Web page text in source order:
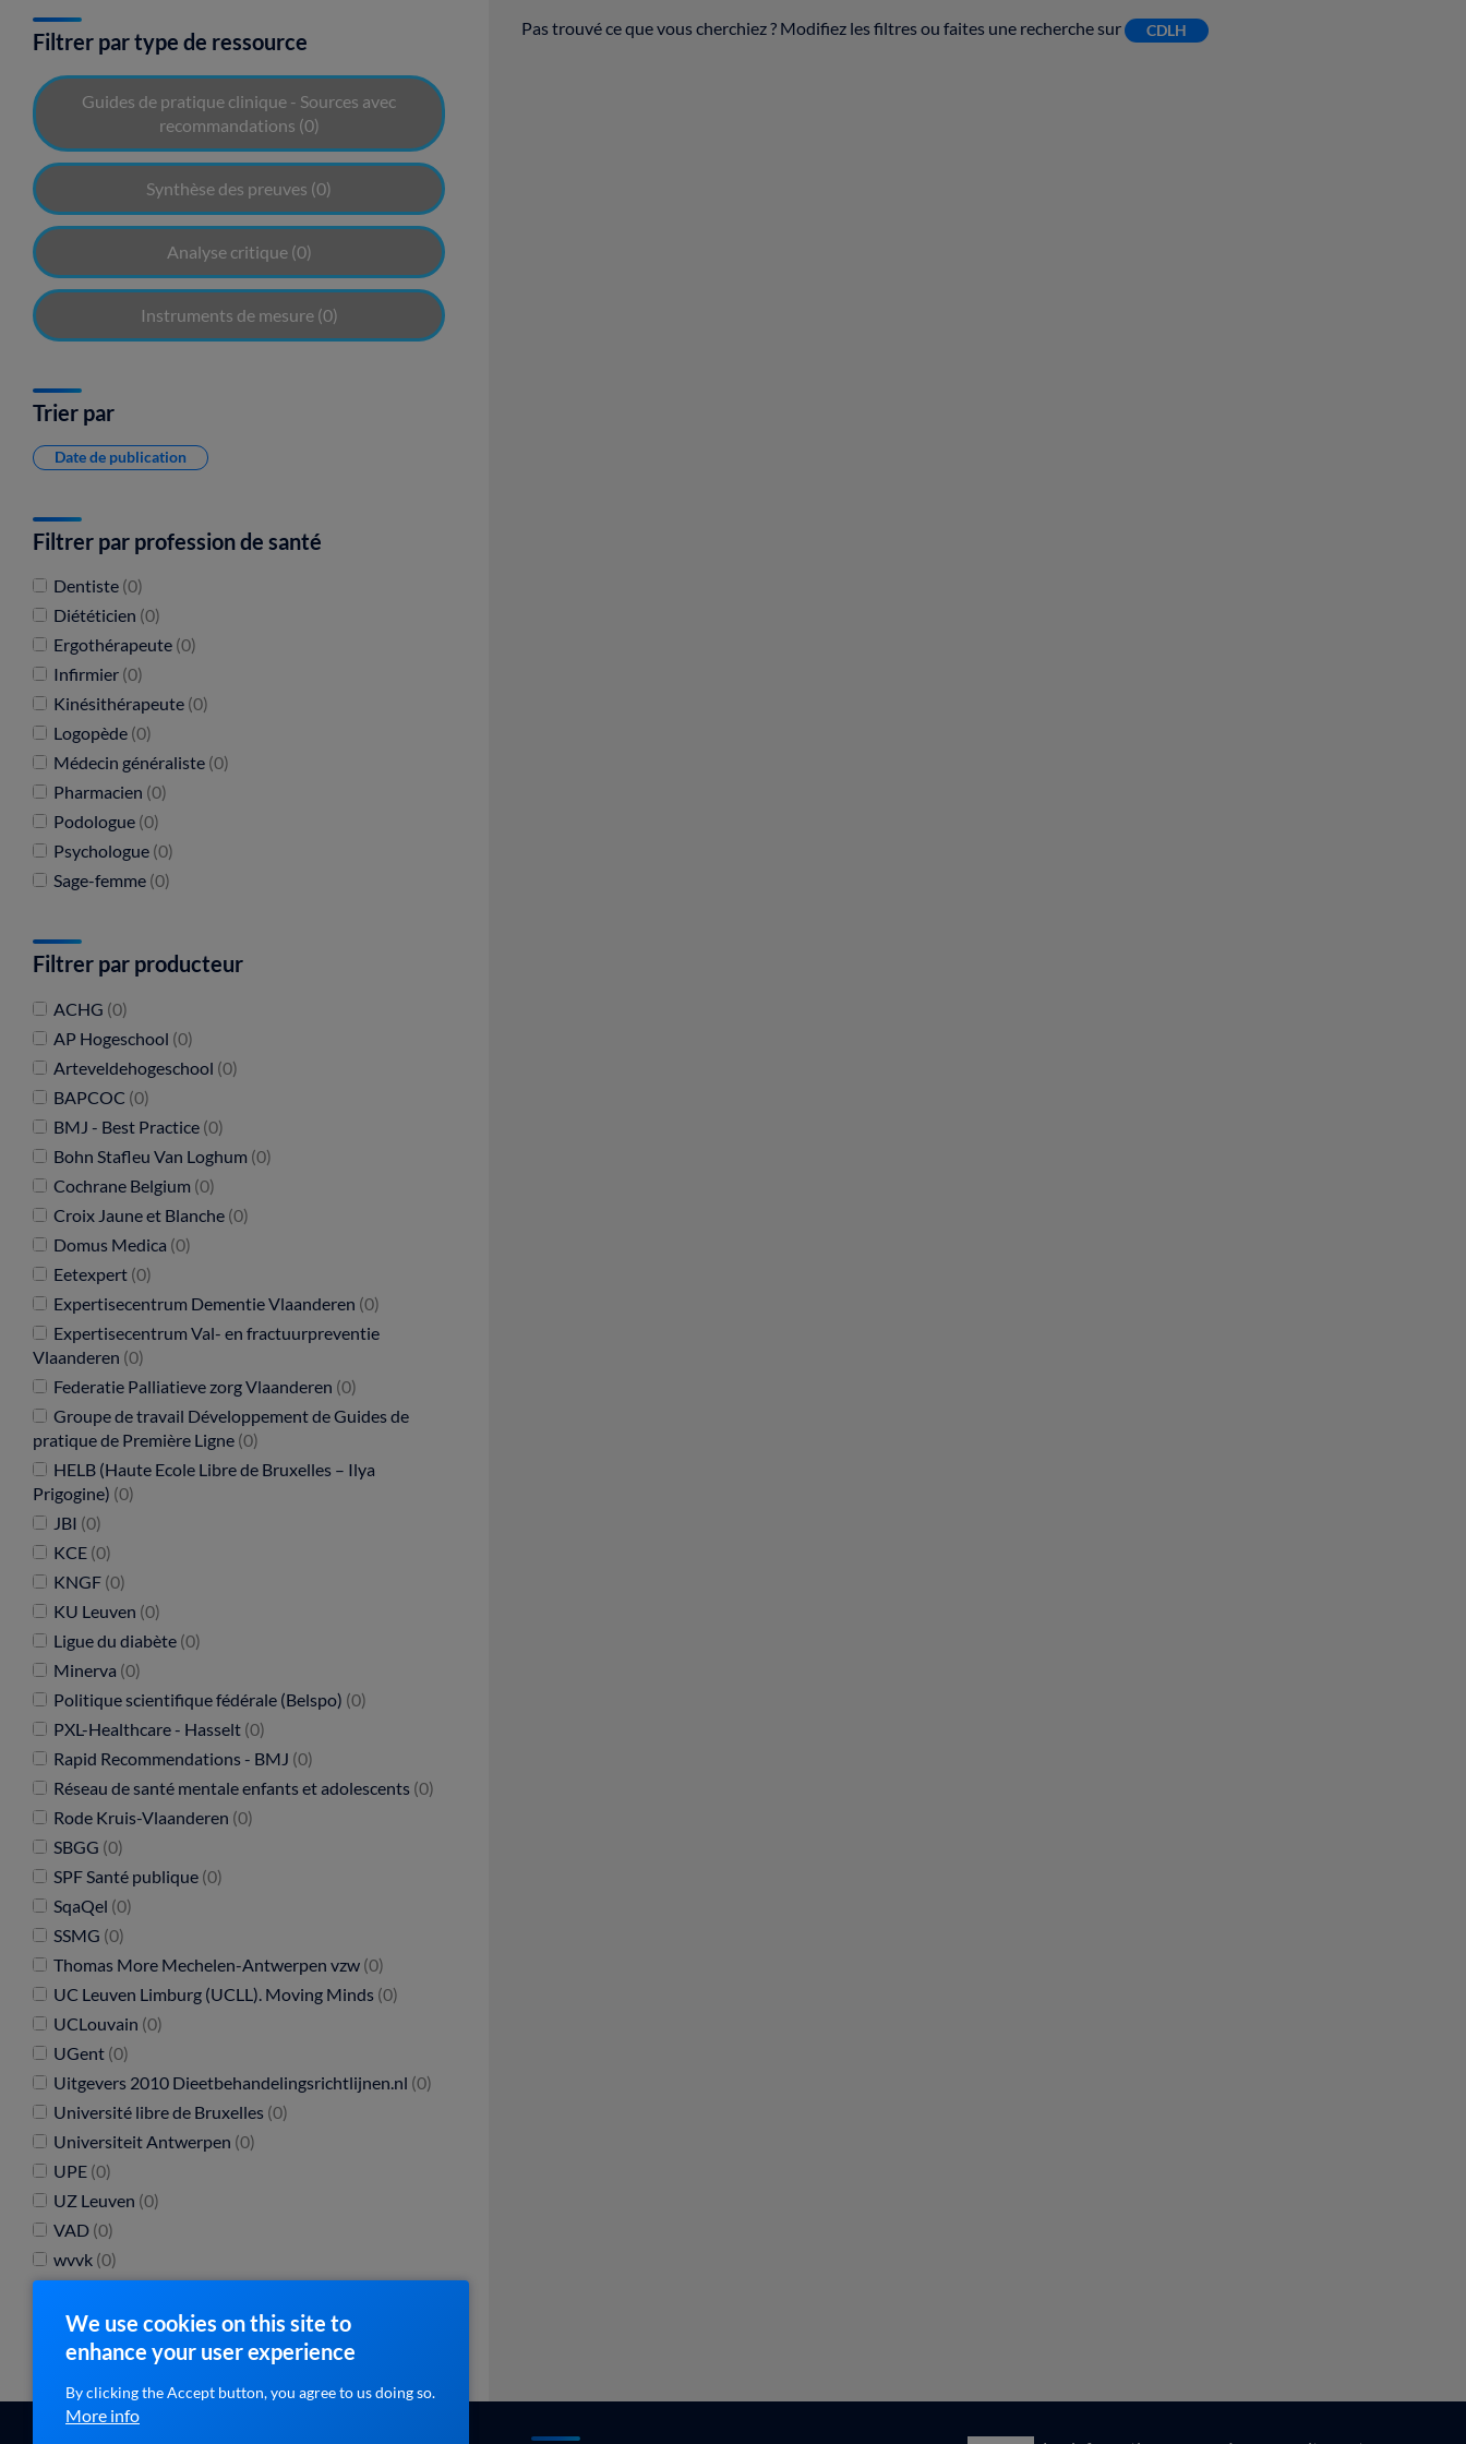
Filtrer par type de ressource
Guides de pratique clinique - Sources avec
recommandations (0)
Synthèse des preuves (0)
Analyse critique (0)
Instruments de mesure (0)
Trier par
Date de publication
Filtrer par profession de santé
Dentiste (0)
Diététicien (0)
Ergothérapeute (0)
Infirmier (0)
Kinésithérapeute (0)
Logopède (0)
Médecin généraliste (0)
Pharmacien (0)
Podologue (0)
Psychologue (0)
Sage-femme (0)
Filtrer par producteur
ACHG (0)
AP Hogeschool (0)
Arteveldehogeschool (0)
BAPCOC (0)
BMJ - Best Practice (0)
Bohn Stafleu Van Loghum (0)
Cochrane Belgium (0)
Croix Jaune et Blanche (0)
Domus Medica (0)
Eetexpert (0)
Expertisecentrum Dementie Vlaanderen (0)
Expertisecentrum Val- en fractuurpreventie
Vlaanderen (0)
Federatie Palliatieve zorg Vlaanderen (0)
Groupe de travail Développement de Guides de
pratique de Première Ligne (0)
HELB (Haute Ecole Libre de Bruxelles – Ilya
Prigogine) (0)
JBI (0)
KCE (0)
KNGF (0)
KU Leuven (0)
Ligue du diabète (0)
Minerva (0)
Politique scientifique fédérale (Belspo) (0)
PXL-Healthcare - Hasselt (0)
Rapid Recommendations - BMJ (0)
Réseau de santé mentale enfants et adolescents (0)
Rode Kruis-Vlaanderen (0)
SBGG (0)
SPF Santé publique (0)
SqaQel (0)
SSMG (0)
Thomas More Mechelen-Antwerpen vzw (0)
UC Leuven Limburg (UCLL). Moving Minds (0)
UCLouvain (0)
UGent (0)
Uitgevers 2010 Dieetbehandelingsrichtlijnen.nl (0)
Université libre de Bruxelles (0)
Universiteit Antwerpen (0)
UPE (0)
UZ Leuven (0)
VAD (0)
wvvk (0)
Pas trouvé ce que vous cherchiez ? Modifiez les filtres ou faites une recherche sur CDLH
We use cookies on this site to
enhance your user experience
By clicking the Accept button, you agree to us doing so.
More info